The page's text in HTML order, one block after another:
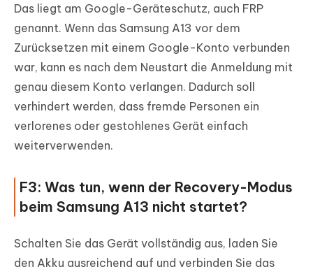
Das liegt am Google-Geräteschutz, auch FRP
genannt. Wenn das Samsung A13 vor dem
Zurücksetzen mit einem Google-Konto verbunden
war, kann es nach dem Neustart die Anmeldung mit
genau diesem Konto verlangen. Dadurch soll
verhindert werden, dass fremde Personen ein
verlorenes oder gestohlenes Gerät einfach
weiterverwenden.
F3: Was tun, wenn der Recovery-Modus
beim Samsung A13 nicht startet?
Schalten Sie das Gerät vollständig aus, laden Sie
den Akku ausreichend auf und verbinden Sie das